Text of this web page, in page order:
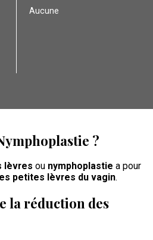
Aucune
?
lèvres ou nymphoplastie a pour
petites lèvres du vagin.
la réduction des